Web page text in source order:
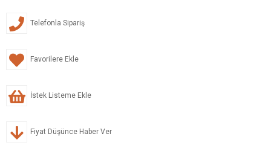
Telefonla Sipariş
Favorilere Ekle
İstek Listeme Ekle
Fiyat Düşünce Haber Ver